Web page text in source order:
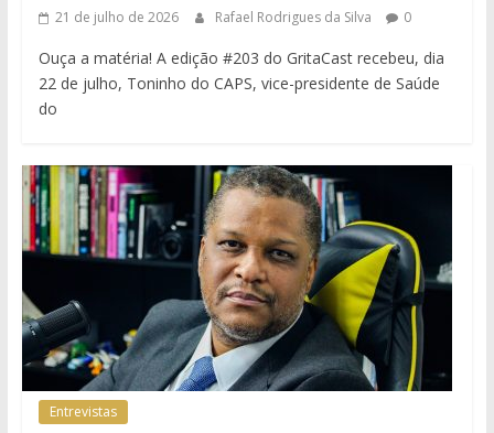
21 de julho de 2026 Rafael Rodrigues da Silva 0
Ouça a matéria! A edição #203 do GritaCast recebeu, dia
22 de julho, Toninho do CAPS, vice-presidente de Saúde
do
Entrevistas